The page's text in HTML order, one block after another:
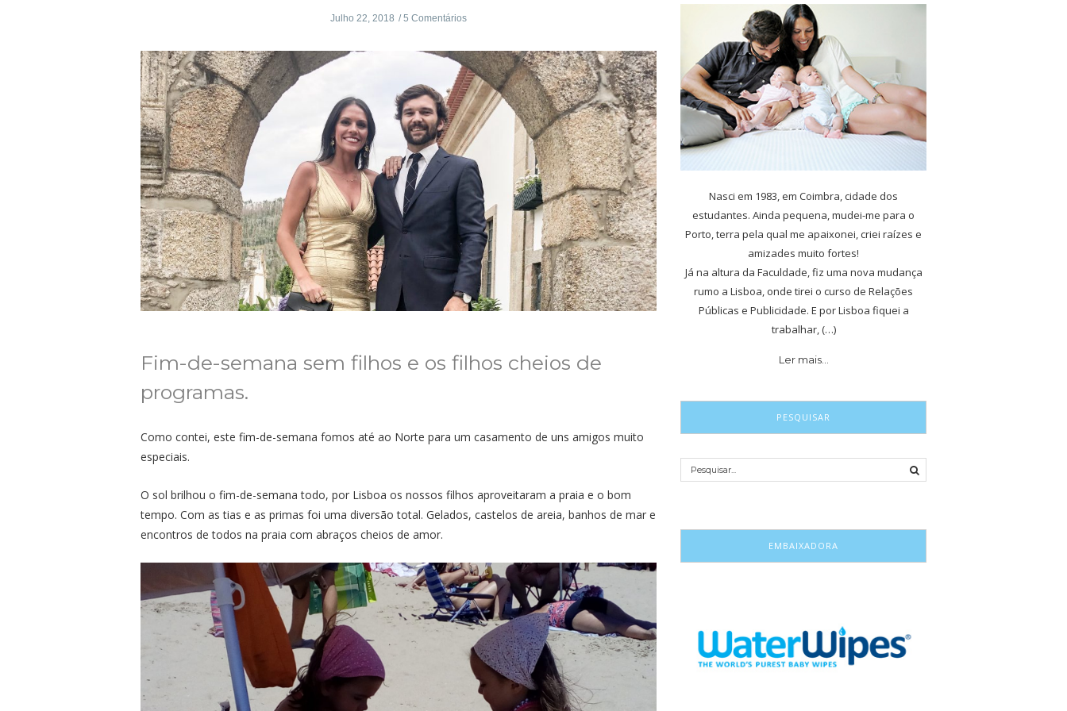
Julho 22, 2018 5 Comentários
Fim-de-semana sem filhos e os filhos cheios de
programas.
Como contei, este fim-de-semana fomos até ao Norte para um casamento de uns amigos muito
especiais.
O sol brilhou o fim-de-semana todo, por Lisboa os nossos filhos aproveitaram a praia e o bom
tempo. Com as tias e as primas foi uma diversão total. Gelados, castelos de areia, banhos de mar e
encontros de todos na praia com abraços cheios de amor.
Nasci em 1983, em Coimbra, cidade dos
estudantes. Ainda pequena, mudei-me para o
Porto, terra pela qual me apaixonei, criei raízes e
amizades muito fortes!
Já na altura da Faculdade, fiz uma nova mudança
rumo a Lisboa, onde tirei o curso de Relações
Públicas e Publicidade. E por Lisboa fiquei a
trabalhar, (…)
Ler mais…
PESQUISAR
EMBAIXADORA